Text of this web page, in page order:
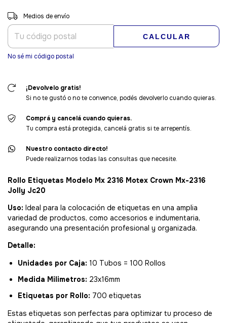
Entregas para el CP:
Medios de envío
CALCULAR
No sé mi código postal
¡Devolvelo gratis!
Si no te gustó o no te convence, podés devolverlo cuando quieras.
Comprá y cancelá cuando quieras.
Tu compra está protegida, cancelá gratis si te arrepentís.
Nuestro contacto directo!
Puede realizarnos todas las consultas que necesite.
Rollo Etiquetas Modelo Mx 2316 Motex Crown Mx-2316
Jolly Jc20
Uso: Ideal para la colocación de etiquetas en una amplia
variedad de productos, como accesorios e indumentaria,
asegurando una presentación profesional y organizada.
Detalle:
Unidades por Caja: 10 Tubos = 100 Rollos
Medida Milimetros: 23x16mm
Etiquetas por Rollo: 700 etiquetas
Estas etiquetas son perfectas para optimizar tu proceso de